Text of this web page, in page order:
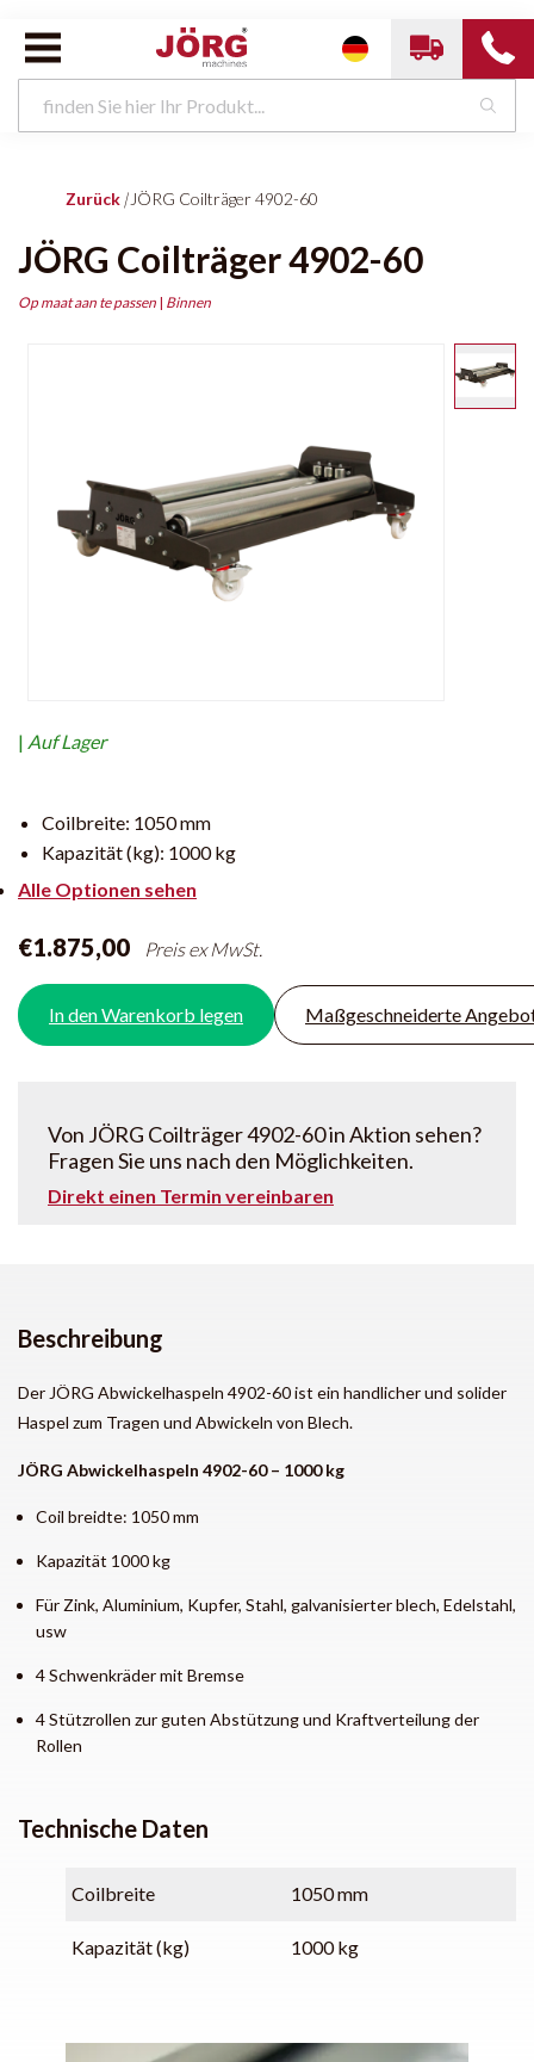
Zurück | JÖRG Coilträger 4902-60
JÖRG Coilträger 4902-60
Op maat aan te passen | Binnen
| Auf Lager
Coilbreite: 1050 mm
Kapazität (kg): 1000 kg
Alle Optionen sehen
€1.875,00 Preis ex MwSt.
In den Warenkorb legen Maßgeschneiderte
Von JÖRG Coilträger 4902-60 in Aktion sehen?
Fragen Sie uns nach den Möglichkeiten.
Direkt einen Termin vereinbaren
Beschreibung
Der JÖRG Abwickelhaspeln 4902-60 ist ein handlicher und solider
Haspel zum Tragen und Abwickeln von Blech.
JÖRG Abwickelhaspeln 4902-60 – 1000 kg
Coil breidte: 1050 mm
Kapazität 1000 kg
Für Zink, Aluminium, Kupfer, Stahl, galvanisierter blech, Edelstahl,
usw
4 Schwenkräder mit Bremse
4 Stützrollen zur guten Abstützung und Kraftverteilung der
Rollen
Technische Daten
Coilbreite 1050 mm
Kapazität (kg) 1000 kg